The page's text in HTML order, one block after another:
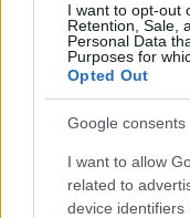
I want to opt-out
Retention, Sale,
Personal Data
Purposes for
Opted Out
Google consents
I want to allow
related to
device identifiers
keresztények
feltámadása
Brendel Mátyás•2025.
"Meghalt a
Mára már nem
józanabbik fele is